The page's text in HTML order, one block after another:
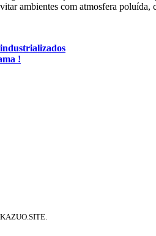
ambientes com atmosfera poluída,
!